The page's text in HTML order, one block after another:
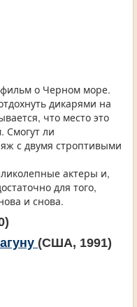
о Черном море.
дикарями на
что место это
Смогут ли
с двумя строптивыми
актеры и,
для того,
и снова.
(США, 1991)